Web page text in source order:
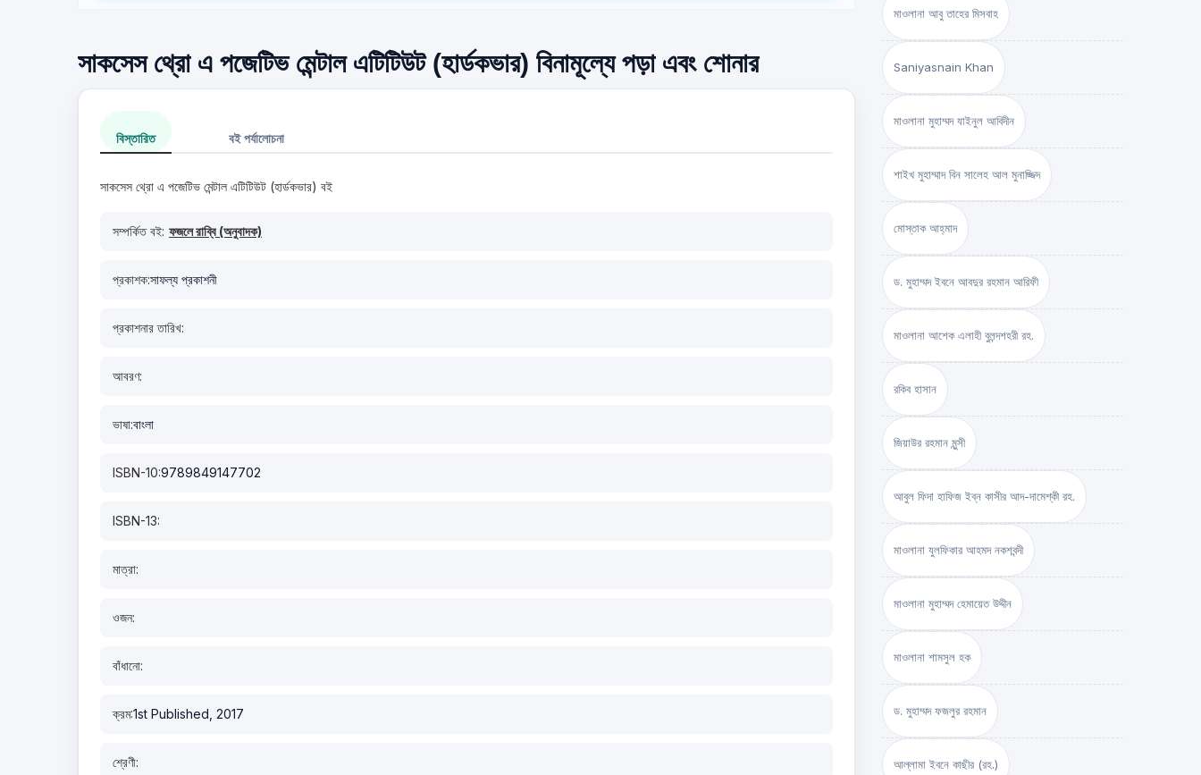
সাকসেস থ্রো এ পজেটিভ মেন্টাল এটিটিউট (হার্ডকভার) বিনামূল্যে পড়া এবং শোনার
বিস্তারিত বই পর্যালোচনা
সাকসেস থ্রো এ পজেটিভ মেন্টাল এটিটিউট (হার্ডকভার) বই
সম্পর্কিত বই: ফজলে রাব্বি (অনুবাদক)
প্রকাশক:সাফল্য প্রকাশনী
প্রকাশনার তারিখ:
আবরণ:
ভাষা:বাংলা
ISBN-10:9789849147702
ISBN-13:
মাত্রা:
ওজন:
বাঁধানো:
ক্রম:1st Published, 2017
শ্রেণী:
মাওলানা আবু তাহের মিসবাহ
Saniyasnain Khan
মাওলানা মুহাম্মদ যাইনুল আবিদীন
শাইখ মুহাম্মাদ বিন সালেহ আল মুনাজ্জিদ
মোস্তাক আহ্‌মাদ
ড. মুহাম্মদ ইবনে আবদুর রহমান আরিফী
মাওলানা আশেক এলাহী বুলন্দশহরী রহ.
রকিব হাসান
জিয়াউর রহমান মুন্সী
আবুল ফিদা হাফিজ ইব্‌ন কাসীর আদ-দামেশ্‌কী রহ.
মাওলানা যুলফিকার আহমদ নকশবন্দী
মাওলানা মুহাম্মদ হেমায়েত উদ্দীন
মাওলানা শামসুল হক
ড. মুহাম্মদ ফজলুর রহমান
আল্লামা ইবনে কাছীর (রহ.)